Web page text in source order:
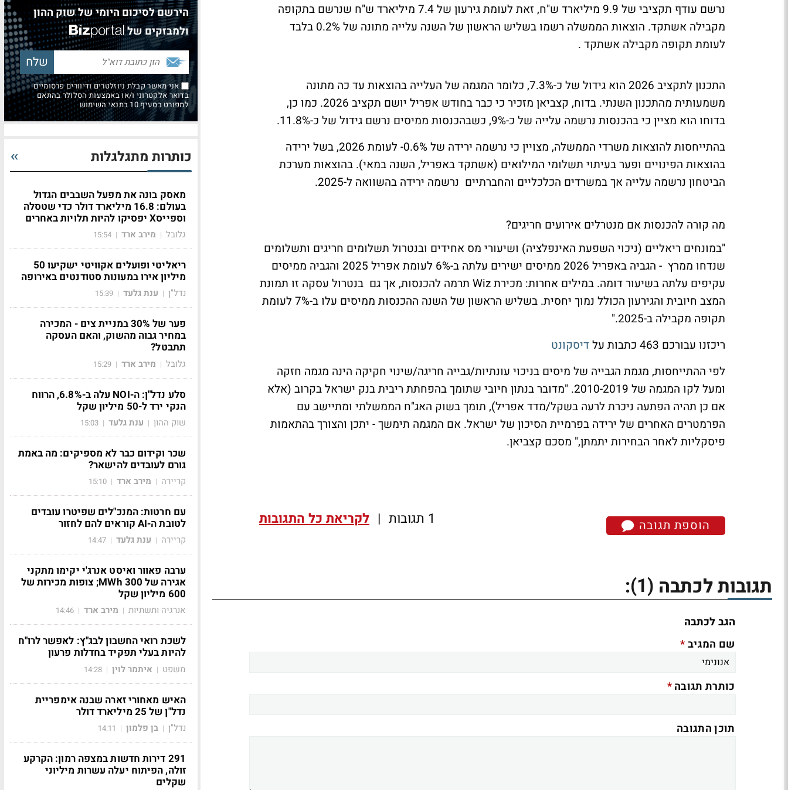
נרשם עודף תקציבי של 9.9 מיליארד ש"ח, זאת לעומת גירעון של 7.4 מיליארד ש"ח שנרשם בתקופה
מקבילה אשתקד. הוצאות הממשלה רשמו בשליש הראשון של השנה עלייה מתונה של 0.2% בלבד
לעומת תקופה מקבילה אשתקד .
התכנון לתקציב 2026 הוא גידול של כ-7.3%, כלומר המגמה של העלייה בהוצאות עד כה מתונה
משמעותית מהתכנון השנתי. בדוח, קצביאן מזכיר כי כבר בחודש אפריל יושם תקציב 2026. כמו כן,
בדוחו הוא מציין כי בהכנסות נרשמה עלייה של כ-9%, כשבהכנסות ממיסים נרשם גידול של כ-11.8%.
בהתייחסות להוצאות משרדי הממשלה, מצויין כי נרשמה ירידה של 0.6%- לעומת 2026, בשל ירידה
בהוצאות הפינויים ופער בעיתוי תשלומי המילואים (אשתקד באפריל, השנה במאי). בהוצאות מערכת
הביטחון נרשמה עלייה אך במשרדים הכלכליים והחברתיים נרשמה ירידה בהשוואה ל-2025.
מה קורה להכנסות אם מנטרלים אירועים חריגים?
"במונחים ריאליים (ניכוי השפעת האינפלציה) ושיעורי מס אחידים ובנטרול תשלומים חריגים ותשלומים
שנדחו ממרץ - הגביה באפריל 2026 ממיסים ישירים עלתה ב-6% לעומת אפריל 2025 והגביה ממיסים
עקיפים עלתה בשיעור דומה. במילים אחרות: מכירתWiz תרמה להכנסות, אך גם בנטרול עסקה זו תמונת
המצב חיובית והגירעון הכולל נמוך יחסית. בשליש הראשון של השנה ההכנסות ממיסים עלו ב-7% לעומת
תקופה מקבילה ב-2025."
ריכזנו עבורכם 463 כתבות על
דיסקונט
לפי ההתייחסות, מגמת הגבייה של מיסים בניכוי עונתיות/גבייה חריגה/שינוי חקיקה הינה מגמה חזקה
ומעל לקו המגמה של 2010-2019. "מדובר בנתון חיובי שתומך בהפחתת ריבית בנק ישראל בקרוב (אלא
אם כן תהיה הפתעה ניכרת לרעה בשקל/מדד אפריל), תומך בשוק האג"ח הממשלתי ומתיישב עם
הפרמטרים האחרים של ירידה בפרמיית הסיכון של ישראל. אם המגמה תימשך - יתכן והצורך בהתאמות
פיסקליות לאחר הבחירות יתמתן," מסכם קצביאן.
הוספת תגובה 1 תגובות | לקריאת כל התגובות
תגובות לכתבה (1)
:
הגב לכתבה
שם המגיב*
כותרת תגובה*
תוכן התגובה
הירשם לסיכום היומי של שוק ההון
ולמבזקים של
אני מאשר קבלת ניוזלטרים ודיוורים פרסומיים
בדואר אלקטרוני ו/או באמצעות הסלולר בהתאם
למפורט בסעיף 10 בתנאי השימוש
כותרות מתגלגלות
מאסק בונה את מפעל השבבים הגדול
בעולם: 16.8 מיליארד דולר כדי שטסלה
וספייסX יפסיקו להיות תלויות באחרים
גלובל | מירב ארד |
15:54
ריאליטי ופועלים אקוויטי ישקיעו 50
מיליון אירו במעונות סטודנטים באירופה
נדל"ן | ענת גלעד |
15:39
פער של 30% במניית צים - המכירה
במחיר גבוה מהשוק, והאם העסקה
תתבטל?
גלובל | מירב ארד |
15:29
סלע נדל"ן: ה-NOI עלה ב-6.8%, הרווח
הנקי ירד ל-50 מיליון שקל
שוק ההון | ענת גלעד |
15:03
שכר וקידום כבר לא מספיקים: מה באמת
גורם לעובדים להישאר?
קריירה | מירב ארד |
15:10
עם חרטות: המנכ"לים שפיטרו עובדים
לטובת ה-AI קוראים להם לחזור
קריירה | ענת גלעד |
14:47
ערבה פאוור ואיסט אנרג'י יקימו מתקני
אגירה של 300 MWh; צופות מכירות של
600 מיליון שקל
אנרגיה ותשתיות | מירב ארד |
14:46
לשכת רואי החשבון לבג"ץ: לאפשר לרו"ח
להיות בעלי תפקיד בחדלות פרעון
משפט | איתמר לוין |
14:28
האיש מאחורי זארה שבנה אימפריית
נדל"ן של 25 מיליארד דולר
נדל"ן | בן פלמון |
14:11
291 דירות חדשות במצפה רמון: הקרקע
זולה, הפיתוח יעלה עשרות מיליוני
שקלים